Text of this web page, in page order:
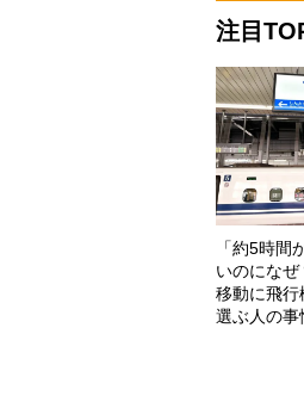
注目
「約5時間
いのにな
移動に飛行
選ぶ人の事